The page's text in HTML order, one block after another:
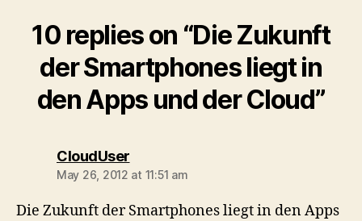
10 replies on “Die Zukunft
der Smartphones liegt in
den Apps und der Cloud”
CloudUsersays:
May 26, 2012 at 11:51 am
Die Zukunft der Smartphones liegt in den Apps